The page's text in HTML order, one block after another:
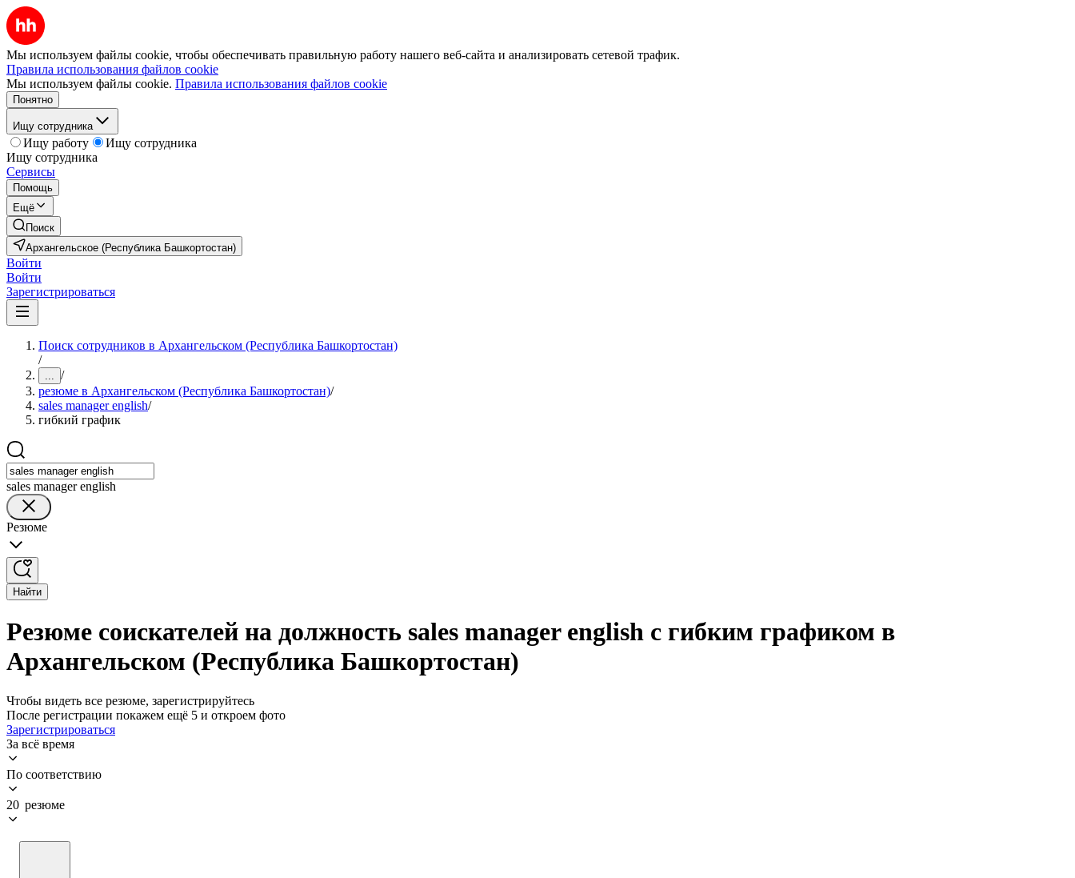
Мы используем файлы cookie, чтобы обеспечивать правильную работу нашего веб-сайта и анализировать сетевой трафик.
Правила использования файлов cookie
Мы используем файлы cookie. Правила использования файлов cookie
Понятно
Ищу сотрудника
Ищу работу
Ищу сотрудника
Ищу сотрудника
Сервисы
Помощь
Ещё
Поиск
Архангельское (Республика Башкортостан)
Войти
Войти
Зарегистрироваться
Поиск сотрудников в Архангельском (Республика Башкортостан)
/
... /
резюме в Архангельском (Республика Башкортостан)/
sales manager english/
гибкий график
sales manager english
Резюме
Найти
Резюме соискателей на должность sales manager english с гибким графиком в
Архангельском (Республика Башкортостан)
Чтобы видеть все резюме, зарегистрируйтесь
После регистрации покажем ещё 5 и откроем фото
Зарегистрироваться
За всё время
По соответствию
20 резюме